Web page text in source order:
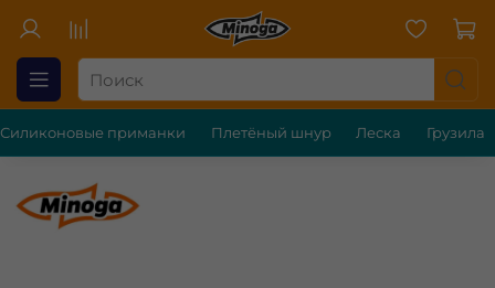
Силиконовые приманки Плетёный шнур Леска Грузила